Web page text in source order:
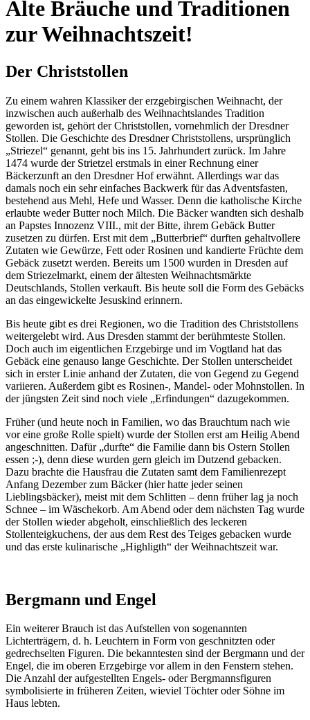
Alte Bräuche und Traditionen
zur Weihnachtszeit!
Der Christstollen
Zu einem wahren Klassiker der erzgebirgischen Weihnacht, der
inzwischen auch außerhalb des Weihnachtslandes Tradition
geworden ist, gehört der Christstollen, vornehmlich der Dresdner
Stollen. Die Geschichte des Dresdner Christstollens, ursprünglich
„Striezel“ genannt, geht bis ins 15. Jahrhundert zurück. Im Jahre
1474 wurde der Strietzel erstmals in einer Rechnung einer
Bäckerzunft an den Dresdner Hof erwähnt. Allerdings war das
damals noch ein sehr einfaches Backwerk für das Adventsfasten,
bestehend aus Mehl, Hefe und Wasser. Denn die katholische Kirche
erlaubte weder Butter noch Milch. Die Bäcker wandten sich deshalb
an Papstes Innozenz VIII., mit der Bitte, ihrem Gebäck Butter
zusetzen zu dürfen. Erst mit dem „Butterbrief“ durften gehaltvollere
Zutaten wie Gewürze, Fett oder Rosinen und kandierte Früchte dem
Gebäck zusetzt werden. Bereits um 1500 wurden in Dresden auf
dem Striezelmarkt, einem der ältesten Weihnachtsmärkte
Deutschlands, Stollen verkauft. Bis heute soll die Form des Gebäcks
an das eingewickelte Jesuskind erinnern.
Bis heute gibt es drei Regionen, wo die Tradition des Christstollens
weitergelebt wird. Aus Dresden stammt der berühmteste Stollen.
Doch auch im eigentlichen Erzgebirge und im Vogtland hat das
Gebäck eine genauso lange Geschichte. Der Stollen unterscheidet
sich in erster Linie anhand der Zutaten, die von Gegend zu Gegend
variieren. Außerdem gibt es Rosinen-, Mandel- oder Mohnstollen. In
der jüngsten Zeit sind noch viele „Erfindungen“ dazugekommen.
Früher (und heute noch in Familien, wo das Brauchtum nach wie
vor eine große Rolle spielt) wurde der Stollen erst am Heilig Abend
angeschnitten. Dafür „durfte“ die Familie dann bis Ostern Stollen
essen ;-), denn diese wurden gern gleich im Dutzend gebacken.
Dazu brachte die Hausfrau die Zutaten samt dem Familienrezept
Anfang Dezember zum Bäcker (hier hatte jeder seinen
Lieblingsbäcker), meist mit dem Schlitten – denn früher lag ja noch
Schnee – im Wäschekorb. Am Abend oder dem nächsten Tag wurde
der Stollen wieder abgeholt, einschließlich des leckeren
Stollenteigkuchens, der aus dem Rest des Teiges gebacken wurde
und das erste kulinarische „Highligth“ der Weihnachtszeit war.
Bergmann und Engel
Ein weiterer Brauch ist das Aufstellen von sogenannten
Lichterträgern, d. h. Leuchtern in Form von geschnitzten oder
gedrechselten Figuren. Die bekanntesten sind der Bergmann und der
Engel, die im oberen Erzgebirge vor allem in den Fenstern stehen.
Die Anzahl der aufgestellten Engels- oder Bergmannsfiguren
symbolisierte in früheren Zeiten, wieviel Töchter oder Söhne im
Haus lebten.